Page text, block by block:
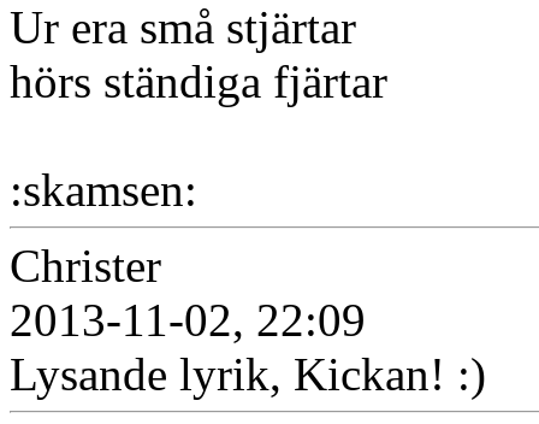
Ur era små stjärtar
hörs ständiga fjärtar
:skamsen:
Christer
2013-11-02, 22:09
Lysande lyrik, Kickan! :)